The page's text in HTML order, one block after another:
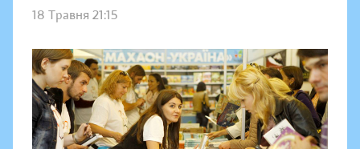
18 Травня 21:15